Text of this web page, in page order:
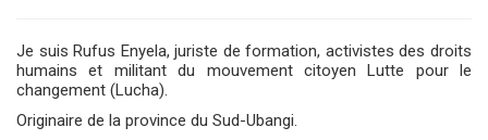
Je suis Rufus Enyela, juriste de formation, activistes des droits
humains et militant du mouvement citoyen Lutte pour le
changement (Lucha).
Originaire de la province du Sud-Ubangi.